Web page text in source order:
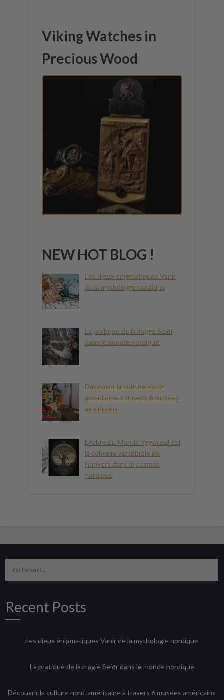
Viking Watches in
Precious Wood
NEW HOT BLOG !
Les dieux énigmatiques Vanir
de la mythologie nordique
La pratique de la magie Seiðr
dans le monde nordique
Découvrir la culture nord-
américaine à travers 6 musées
américains
L’Arbre du Monde Yggdrasil est
la colonne vertébrale de
l’univers dans le cosmos
nordique
Recent Posts
Les dieux énigmatiques Vanir de la mythologie nordique
La pratique de la magie Seiðr dans le monde nordique
Découvrir la culture nord-américaine à travers 6 musées américains